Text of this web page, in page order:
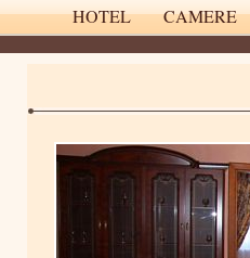
HOTEL CAMERE